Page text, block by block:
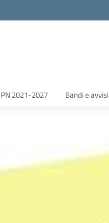
PN 2021-2027 Bandi e avvisi